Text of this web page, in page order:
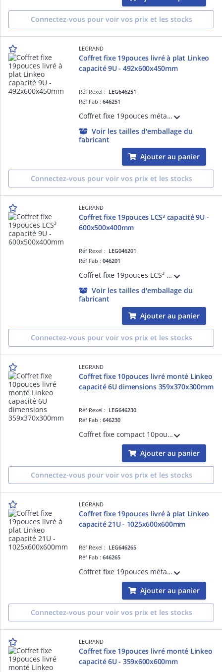
Connectez-vous pour voir vos prix et les stocks
LEGRAND
Coffret fixe 19pouces livré à plat Linkeo
capacité 9U - 492x600x450mm
Réf Rexel : LEG646251
Réf Fab :646251
Coffret fixe 19pouces métallique IP20 IK08 livré à plat Linkeo capacité 9U dimensions 492x600x450mm - livré avec kit de mise à la masse, panneaux latéraux amovibles - gris anthracite RAL7016
Voir les tailles d'emballage du
fabricant
Ajouter au panier
Connectez-vous pour voir vos prix et les stocks
LEGRAND
Coffret fixe 19pouces LCS³ capacité 9U -
600x500x400mm
Réf Rexel : LEG046201
Réf Fab :046201
Coffret fixe 19pouces LCS³ capacité 9U IP20 IK08 - 600x500x400mm - avec porte galbée réversible en verre de sécurité et fermeture par serrure à clé - livré avec kit de mise à la masse - charge admissible 27kg - gris anthracite RAL7016
Voir les tailles d'emballage du
fabricant
Ajouter au panier
Connectez-vous pour voir vos prix et les stocks
LEGRAND
Coffret fixe 10pouces livré monté Linkeo
capacité 6U dimensions 359x370x300mm
Réf Rexel : LEG646230
Réf Fab :646230
Coffret fixe compact 10pouces Linkeo capacité 6U livré monté avec kit de mise à la masse 359x370x300mm IP20 IK08 équipé de porte, 2 montants 19pouces, entrées de câbles gris anthracite RAL7016
Ajouter au panier
Connectez-vous pour voir vos prix et les stocks
LEGRAND
Coffret fixe 19pouces livré à plat Linkeo
capacité 21U - 1025x600x600mm
Réf Rexel : LEG646265
Réf Fab :646265
Coffret fixe 19pouces métallique IP20 IK08 livré à plat Linkeo capacité 21U dimensions 1025x600x600mm - livré avec kit de mise à la masse, panneaux latéraux amovibles - gris anthracite RAL7016
Ajouter au panier
Connectez-vous pour voir vos prix et les stocks
LEGRAND
Coffret fixe 19pouces livré monté Linkeo
capacité 6U - 359x600x600mm